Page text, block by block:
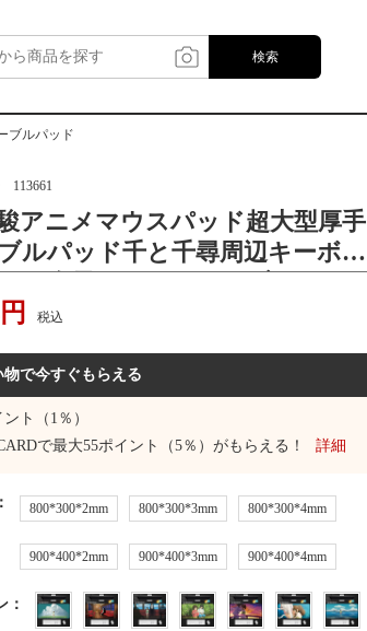
検索
ブルパッド
113661
アニメマウスパッド超大型厚手
ルパッド千と千尋周辺キーボー
円 税込
物で今すぐもらえる
ト（1％）
で最大55ポイント（5％）がもらえる！ 詳細
： 800*300*2mm 800*300*3mm 800*300*4mm
900*400*2mm 900*400*3mm 900*400*4mm
：